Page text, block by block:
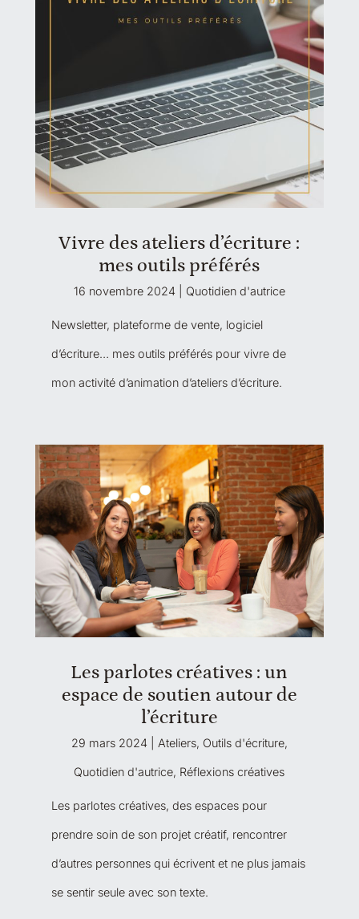
Vivre des ateliers d’écriture :
mes outils préférés
16 novembre 2024| Quotidien d'autrice
Newsletter, plateforme de vente, logiciel
d’écriture… mes outils préférés pour vivre de
mon activité d’animation d’ateliers d’écriture.
Les parlotes créatives : un
espace de soutien autour de
l’écriture
29 mars 2024| Ateliers, Outils d'écriture,
Quotidien d'autrice, Réflexions créatives
Les parlotes créatives, des espaces pour
prendre soin de son projet créatif, rencontrer
d’autres personnes qui écrivent et ne plus jamais
se sentir seule avec son texte.